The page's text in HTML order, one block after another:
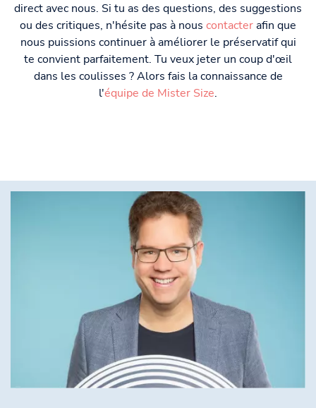
direct avec nous. Si tu as des questions, des suggestions
ou des critiques, n'hésite pas à nous contacterafin que
nous puissions continuer à améliorer le préservatif qui
te convient parfaitement. Tu veux jeter un coup d'œil
dans les coulisses ? Alors fais la connaissance de
l'équipe de Mister Size.